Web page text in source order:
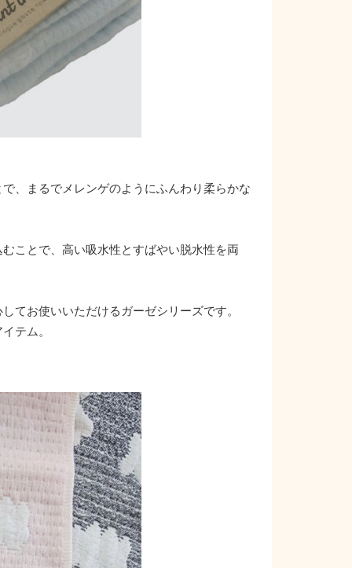
、まるでメレンゲのようにふんわり柔らかな
ことで、高い吸水性とすばやい脱水性を両
てお使いいただけるガーゼシリーズです。
テム。